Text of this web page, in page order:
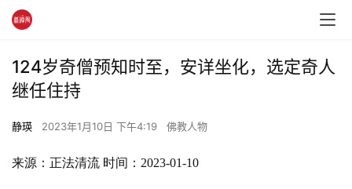
124岁奇僧预知时至，安详坐化，选定奇人
继任住持
静瑛 2023年1月10日 下午4:19 佛教人物
来源：正法清流 时间：2023-01-10